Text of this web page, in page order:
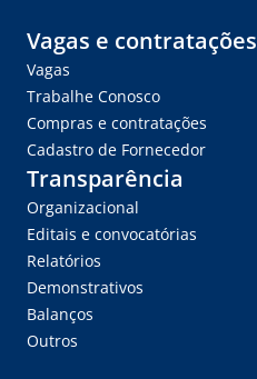
Vagas e contratações
Vagas
Trabalhe Conosco
Compras e contratações
Cadastro de Fornecedor
Transparência
Organizacional
Editais e convocatórias
Relatórios
Demonstrativos
Balanços
Outros